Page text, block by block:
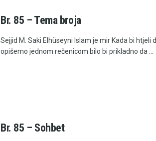
Br. 85 – Tema broja
Sejjid M. Saki Elhüseyni Islam je mir Kada bi htjeli
opišemo jednom rečenicom bilo bi prikladno da ...
Br. 85 – Sohbet